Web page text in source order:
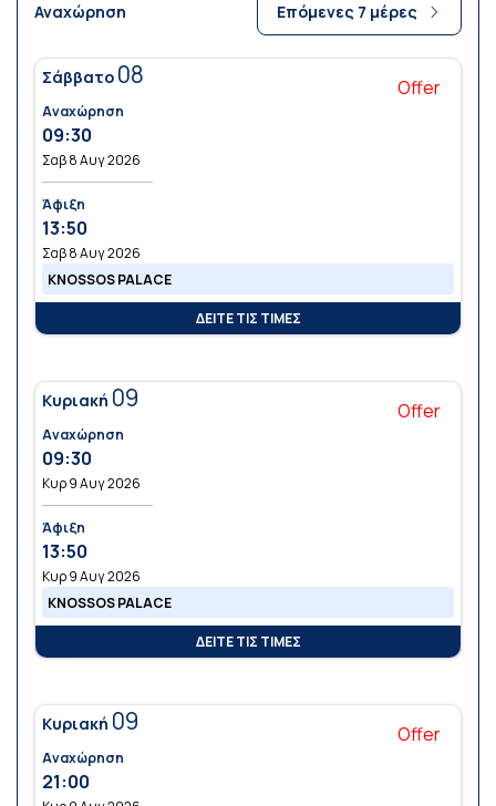
Αναχώρηση Επόμενες 7 μέρες
Offer
Σάββατο 08
Αναχώρηση
09:30
Σαβ 8 Αυγ 2026
Άφιξη
13:50
Σαβ 8 Αυγ 2026
KNOSSOS PALACE
ΔΕΙΤΕ ΤΙΣ ΤΙΜΕΣ
Offer
Κυριακή 09
Αναχώρηση
09:30
Κυρ 9 Αυγ 2026
Άφιξη
13:50
Κυρ 9 Αυγ 2026
KNOSSOS PALACE
ΔΕΙΤΕ ΤΙΣ ΤΙΜΕΣ
Offer
Κυριακή 09
Αναχώρηση
21:00